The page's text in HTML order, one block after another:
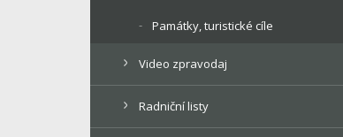
Památky, turistické cíle
Video zpravodaj
Radniční listy